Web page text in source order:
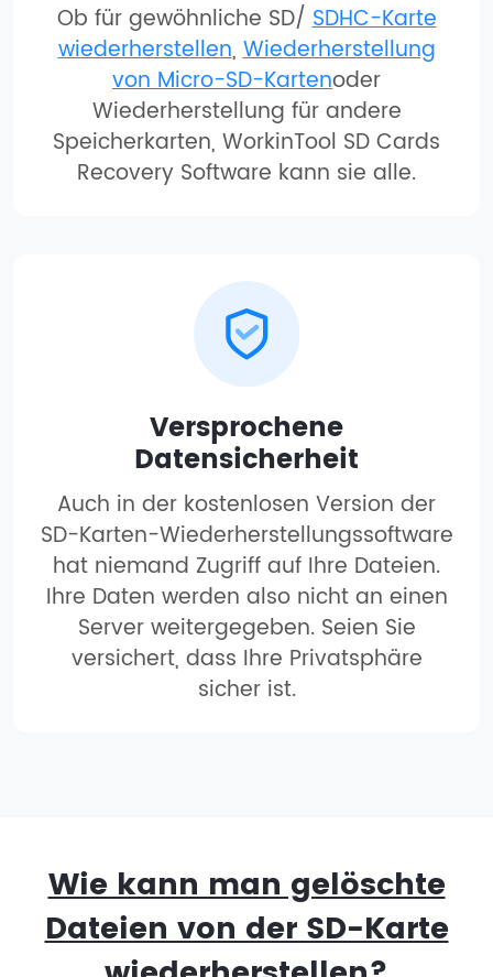
Ob für gewöhnliche SD/SDHC-Karte
wiederherstellen,Wiederherstellung
von Micro-SD-Kartenoder
Wiederherstellung für andere
Speicherkarten, WorkinTool SD Cards
Recovery Software kann sie alle.
Versprochene
Datensicherheit
Auch in der kostenlosen Version der
SD-Karten-Wiederherstellungssoftware
hat niemand Zugriff auf Ihre Dateien.
Ihre Daten werden also nicht an einen
Server weitergegeben. Seien Sie
versichert, dass Ihre Privatsphäre
sicher ist.
Wie kann man gelöschte
Dateien von der SD-Karte